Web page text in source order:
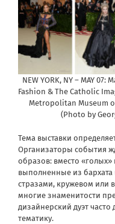
NEW YORK, NY – MAY
Fashion & The Catholic
Metropolitan Museum
(Photo by
Тема выставки
Организаторы события
образов: вместо
выполненные из
стразами, кружевом или
многие знаменитости
дизайнерский дуэт часто
тематику.